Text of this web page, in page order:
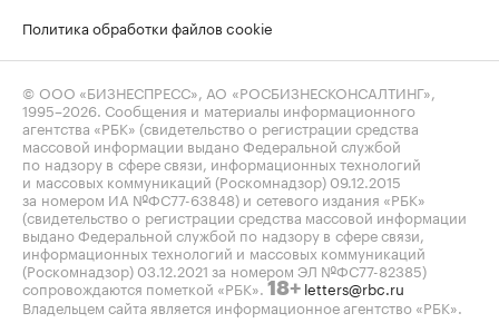
Политика обработки файлов cookie
© ООО «БИЗНЕСПРЕСС», АО «РОСБИЗНЕСКОНСАЛТИНГ»,
1995–2026 . Сообщения и материалы информационного
агентства «РБК» (свидетельство о регистрации средства
массовой информации выдано Федеральной службой
по надзору в сфере связи, информационных технологий
и массовых коммуникаций (Роскомнадзор) 09.12.2015
за номером ИА №ФС77-63848) и сетевого издания «РБК»
(свидетельство о регистрации средства массовой информации
выдано Федеральной службой по надзору в сфере связи,
информационных технологий и массовых коммуникаций
(Роскомнадзор) 03.12.2021 за номером ЭЛ №ФС77-82385)
сопровождаются пометкой «РБК». 18+ letters@rbc.ru
Владельцем сайта является информационное агентство «РБК».